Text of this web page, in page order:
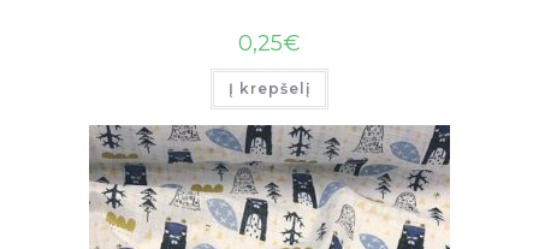
0,25€
Į krepšelį